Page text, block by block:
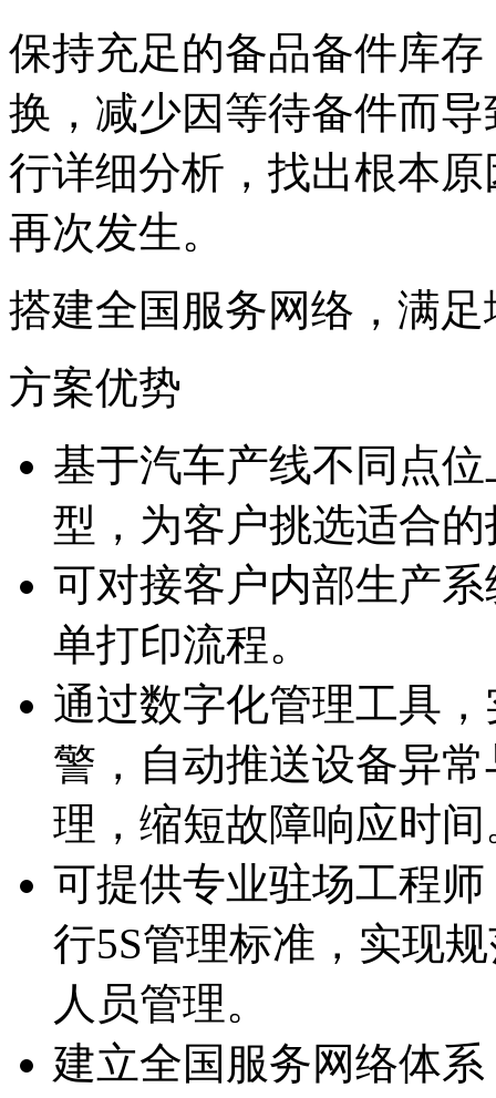
保持充足的备品备件库存
换，减少因等待备件
行详细分析，找出根本
再次发生。
搭建全国服务网络，
方案优势
基于汽车产线不同点
型，为客户挑选适
可对接客户内部生产系
单打印流程。
通过数字化管理工具
警，自动推送设备异
理，缩短故障响应时
可提供专业驻场工程师
行5S管理标准，实现
人员管理。
建立全国服务网络体系